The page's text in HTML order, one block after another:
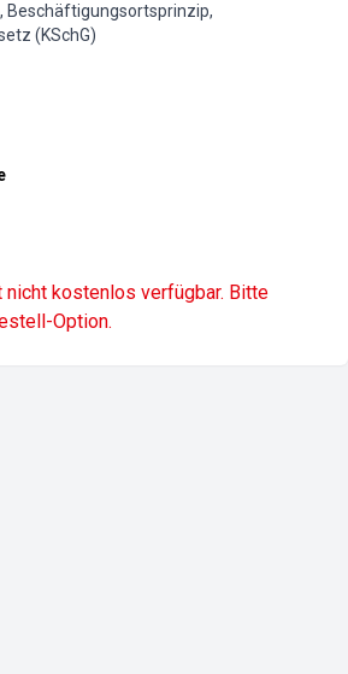
Beschäftigungsortsprinzip,
(KSchG)
kostenlos verfügbar. Bitte
Option.